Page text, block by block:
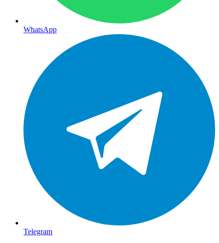
WhatsApp
Telegram